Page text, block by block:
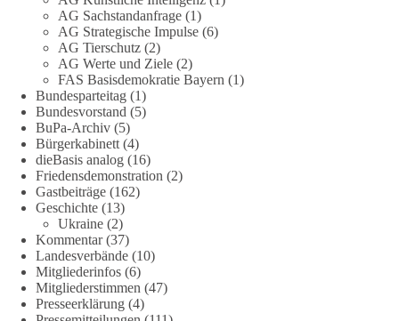
utm_source=chatgpt.com
🟩🟩🟦🟦🟥🟥🟧🟧
Wieder ein Beispiel dafür, warum wir 1 Milliarde für freie
Medien fordern sollten: 👉 Jetzt Petition unterzeichnen
#dieBasis #Energie #Versorgungssicherheit
#Technologieoffen #Resilienz
158 26 69
DieBasis
2 Tage(n) zuvor
AG Sachstandanfrage (1)
AG Strategische Impulse (6)
AG Tierschutz (2)
AG Werte und Ziele (2)
FAS Basisdemokratie Bayern (1)
Bundesparteitag (1)
Bundesvorstand (5)
BuPa-Archiv (5)
Bürgerkabinett (4)
dieBasis analog (16)
Friedensdemonstration (2)
Gastbeiträge (162)
Geschichte (13)
Ukraine (2)
Kommentar(37)
Landesverbände (10)
Mitgliederinfos (6)
Mitgliederstimmen (47)
Presseerklärung (4)